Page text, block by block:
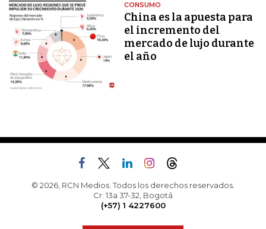
CONSUMO
China es la apuesta para
el incremento del
mercado de lujo durante
el año
© 2026, RCN Medios. Todos los derechos reservados.
Cr. 13a 37-32, Bogotá
(+57) 1 4227600